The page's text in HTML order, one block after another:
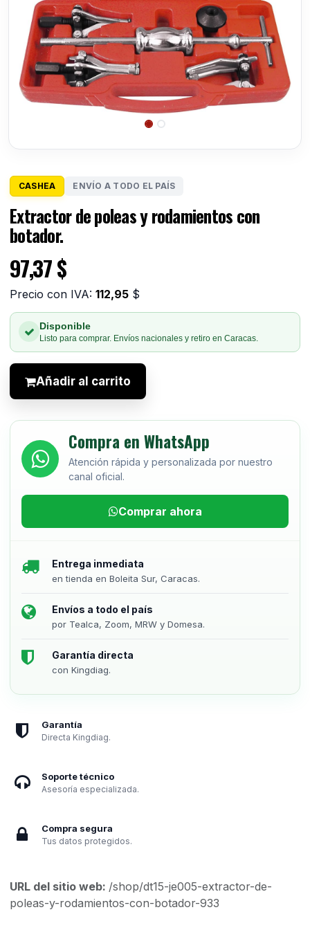
CASHEA ENVÍO A TODO EL PAÍS
Extractor de poleas y rodamientos con
botador.
97,37$
Precio con IVA: 112,95 $
Disponible
Listo para comprar. Envíos nacionales y retiro en Caracas.
Añadir al carrito
Compra en WhatsApp
Atención rápida y personalizada por nuestro
canal oficial.
Comprar ahora
Entrega inmediata
en tienda en Boleita Sur, Caracas.
Envíos a todo el país
por Tealca, Zoom, MRW y Domesa.
Garantía directa
con Kingdiag.
Garantía
Directa Kingdiag.
Soporte técnico
Asesoría especializada.
Compra segura
Tus datos protegidos.
URL del sitio web: /shop/dt15-je005-extractor-de-
poleas-y-rodamientos-con-botador-933